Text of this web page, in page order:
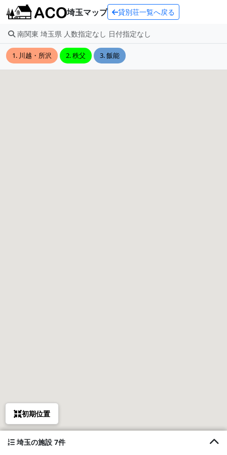
埼玉マップ 貸別荘一覧へ戻る
南関東 埼玉県 人数指定なし 日付指定なし
1. 川越・所沢 2. 秩父 3. 飯能
初期位置
埼玉の施設 7件1. WE HOME STAY 川越的場